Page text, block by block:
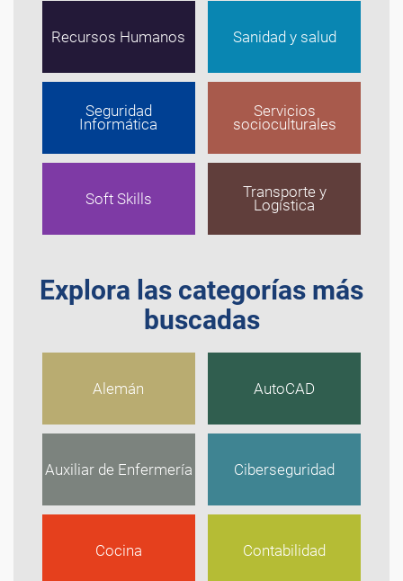
Recursos Humanos Sanidad y salud
Seguridad
Informática
Servicios
socioculturales
Soft Skills Transporte y
Logística
Explora las categorías más
buscadas
Alemán AutoCAD
Auxiliar de Enfermería Ciberseguridad
Cocina Contabilidad